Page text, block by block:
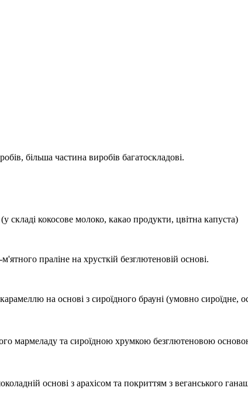
більша частина виробів багатоскладові.
складі кокосове молоко, какао продукти, цвітна капуста)
праліне на хрусткій безглютеновій основі.
на основі з сироїдного брауні (умовно сироїдне,
мармеладу та сироїдною хрумкою безглютеновою
основі з арахісом та покриттям з веганського